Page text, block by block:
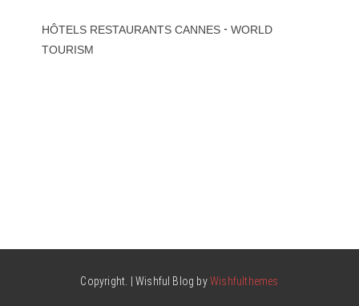
HÔTELS RESTAURANTS CANNES- WORLD
TOURISM
Copyright. | Wishful Blog byWishfulthemes